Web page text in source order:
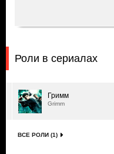
Роли в сериалах
Гримм
Grimm
ВСЕ РОЛИ (1)